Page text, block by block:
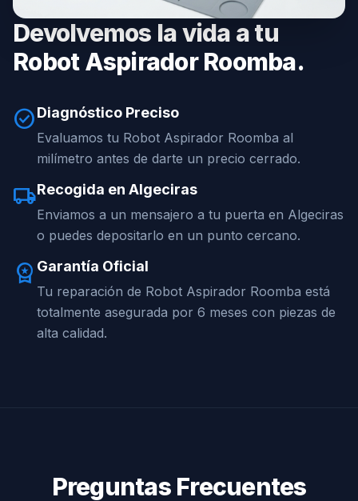
Devolvemos la vida a tu
Robot Aspirador Roomba.
check_circleDiagnóstico Preciso
Evaluamos tu Robot Aspirador Roomba al
milímetro antes de darte un precio cerrado.
local_shippingRecogida en Algeciras
Enviamos a un mensajero a tu puerta en Algeciras
o puedes depositarlo en un punto cercano.
workspace_premium Garantía Oficial
Tu reparación de Robot Aspirador Roomba está
totalmente asegurada por 6 meses con piezas de
alta calidad.
Preguntas Frecuentes